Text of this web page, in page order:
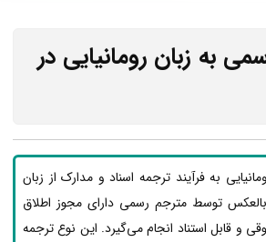
به زبان رومانیایی در
به فرآیند ترجمه اسناد و مدارک از زبان
بالعکس توسط مترجم رسمی دارای مجوز اطلاق
و قابل استناد انجام می‌گیرد. این نوع ترجمه